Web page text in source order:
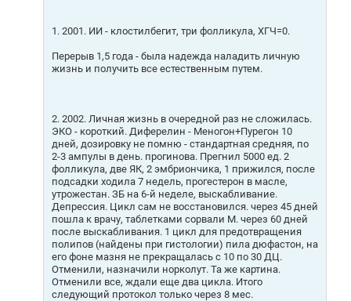
1. 2001. ИИ - клостилбегит, три фолликула, ХГЧ=0.
Перерыв 1,5 года - была надежда наладить личную
жизнь и получить все естественным путем.
2. 2002. Личная жизнь в очередной раз не сложилась.
ЭКО - короткий. Диферелин - Меногон+Пурегон 10
дней, дозировку не помню - стандартная средняя, по
2-3 ампулы в день. прогинова. Прегнил 5000 ед. 2
фолликула, две ЯК, 2 эмбриончика, 1 прижился, после
подсадки ходила 7 недель, прогестерон в масле,
утрожестан. ЗБ на 6-й неделе, выскабливание.
Депрессия. Цикл сам не восстановился. через 45 дней
пошла к врачу, таблетками сорвали М. через 60 дней
после выскабливания. 1 цикл для предотвращения
полипов (найдены при гистологии) пила дюфастон, на
его фоне мазня не прекращалась с 10 по 30 ДЦ.
Отменили, назначили норколут. Та же картина.
Отменили все, ждали еще два цикла. Итого
следующий протокол только через 8 мес.